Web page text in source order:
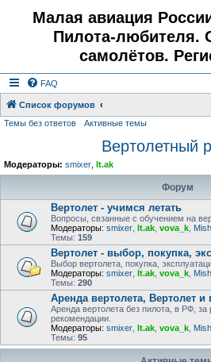
Малая авиация
Пилота-любителя.
самолётов.
FAQ
Список форумов
Темы без ответов Активные темы
Вертолетный
Модераторы: smixer lt.ak
Форум
Вертолет - учимся летать
Вопросы, свзанные с обучением на
Модераторы: smixer lt.ak vova_k
Темы: 159
Вертолет - выбор, покупка,
Выбор вертолета, покупка,
Модераторы: smixer lt.ak vova_k
Темы: 290
Аренда вертолета, Вертолет и
Аренда вертолета без пилота, в РФ,
рекомендации.
Модераторы: smixer lt.ak vova_k
Темы: 95